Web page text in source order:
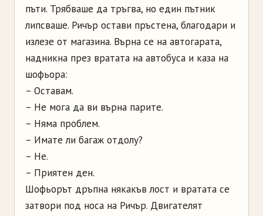
пъти. Трябваше да тръгва, но един пътник
липсваше. Ричър остави пръстена, благодари и
излезе от магазина. Върна се на автогарата,
надникна през вратата на автобуса и каза на
шофьора:
– Оставам.
– Не мога да ви върна парите.
– Няма проблем.
– Имате ли багаж отдолу?
– Не.
– Приятен ден.
Шофьорът дръпна някакъв лост и вратата се
затвори под носа на Ричър. Двигателят